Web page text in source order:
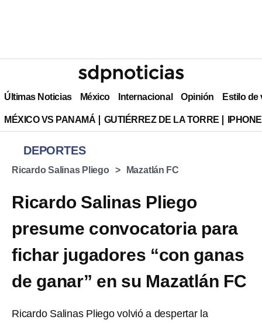
Últimas Noticias México Internacional Opinión Estilo de
MÉXICO VS PANAMÁ GUTIÉRREZ DE LA TORRE
DEPORTES
Ricardo Salinas Pliego Mazatlán FC
Ricardo Salinas Pliego
presume convocatoria para
fichar jugadores “con ganas
de ganar” en su Mazatlán FC
Ricardo Salinas Pliego volvió a despertar la